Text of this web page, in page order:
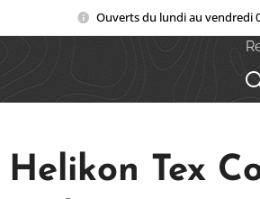
Ouverts du lundi au vendredi
Helikon Tex